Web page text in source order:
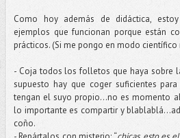
Como hoy además de didáctica,
ejemplos que funcionan porque están
prácticos. (Si me pongo en modo científico
- Coja todos los folletos que haya sobre
supuesto hay que coger suficientes
tengan el suyo propio…no es momento
lo importante es compartir y
coño.